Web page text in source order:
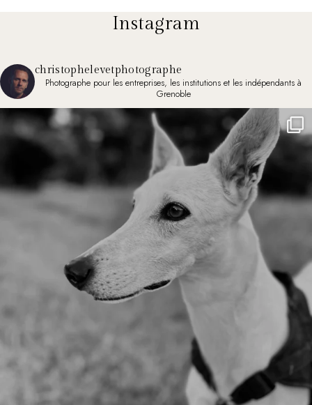
Instagram
christophelevetphotographe
Photographe pour les entreprises, les institutions et les indépendants à
Grenoble